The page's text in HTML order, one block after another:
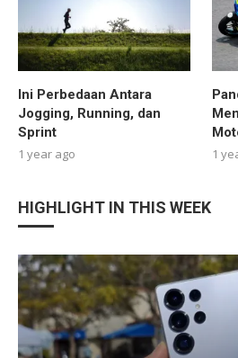
Ini Perbedaan Antara
Jogging, Running, dan
Sprint
1 year ago
1
HIGHLIGHT IN THIS WEEK